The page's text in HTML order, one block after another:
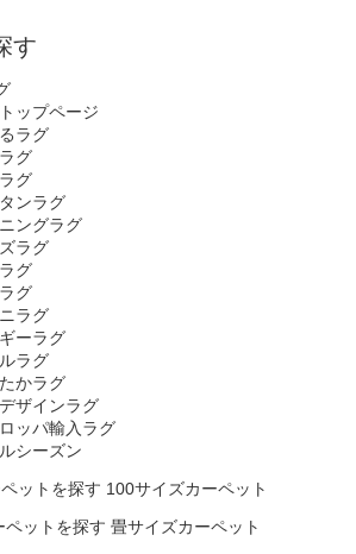
す
ップページ
ラグ
グ
グ
ンラグ
ングラグ
ラグ
グ
グ
ラグ
ーラグ
ラグ
かラグ
ザインラグ
ッパ輸入ラグ
シーズン
100サイズカーペット
畳サイズカーペット